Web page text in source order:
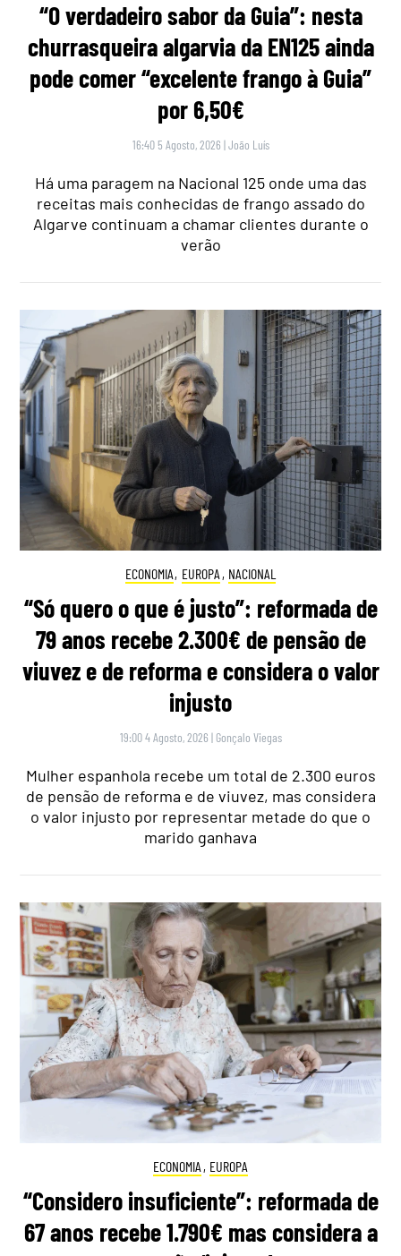
“O verdadeiro sabor da Guia”: nesta
churrasqueira algarvia da EN125 ainda
pode comer “excelente frango à Guia”
por 6,50€
16:40 5 Agosto, 2026 |João Luís
Há uma paragem na Nacional 125 onde uma das
receitas mais conhecidas de frango assado do
Algarve continuam a chamar clientes durante o
verão
ECONOMIA, EUROPA , NACIONAL
“Só quero o que é justo”: reformada de
79 anos recebe 2.300€ de pensão de
viuvez e de reforma e considera o valor
injusto
19:00 4 Agosto, 2026 | Gonçalo Viegas
Mulher espanhola recebe um total de 2.300 euros
de pensão de reforma e de viuvez, mas considera
o valor injusto por representar metade do que o
marido ganhava
ECONOMIA , EUROPA
“Considero insuficiente”: reformada de
67 anos recebe 1.790€ mas considera a